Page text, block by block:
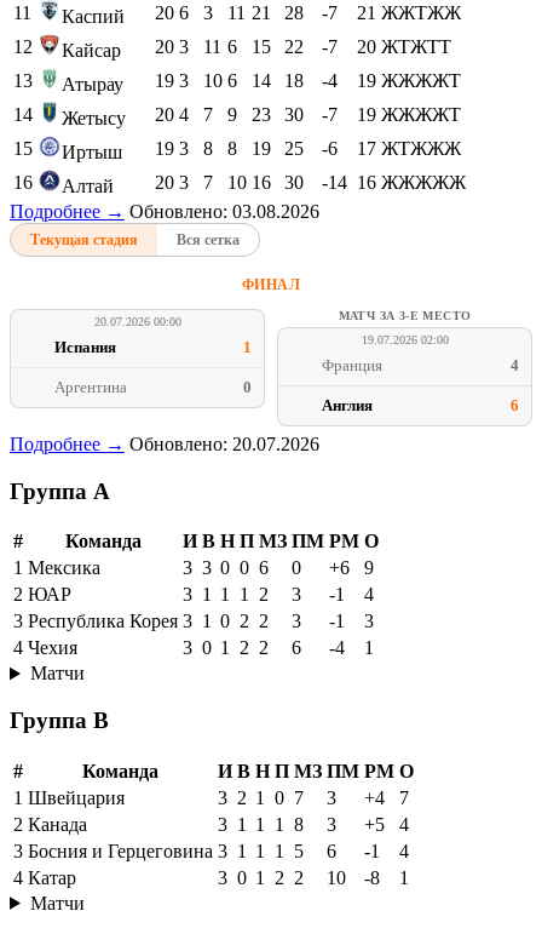
11 Каспий 20 6 3 11 21 28 -7 21 ЖЖТЖЖ
12
Кайсар 20 3 11 6 15 22 -7 20 ЖТЖТТ
13
Атырау 19 3 10 6 14 18 -4 19 ЖЖЖЖТ
14
Жетысу 20 4 7 9 23 30 -7 19 ЖЖЖЖТ
15
Иртыш 19 3 8 8 19 25 -6 17 ЖТЖЖЖ
16
Алтай 20 3 7 10 16 30 -14 16 ЖЖЖЖЖ
Подробнее → Обновлено: 03.08.2026
Текущая стадия Вся сетка
ФИНАЛ
20.07.2026 00:00
Испания 1
Аргентина 0
МАТЧ ЗА 3-Е МЕСТО
19.07.2026 02:00
Франция 4
Англия 6
Подробнее → Обновлено: 20.07.2026
Группа A
# Команда И В Н П МЗ ПМ РМ О
1 Мексика 3 3 0 0 6 0 +6
9
2 ЮАР 3 1 1 1 2 3 -1
4
3 Республика Корея 3 1 0 2 2 3 -1
3
4 Чехия 3 0 1 2 2 6 -4
1
Матчи
Группа B
# Команда И В Н П МЗ ПМ РМ О
1 Швейцария 3 2 1 0 7 3 +4
7
2 Канада 3 1 1 1 8 3 +5
4
3 Босния и Герцеговина 3 1 1 1 5 6 -1
4
4 Катар 3 0 1 2 2 10 -8
1
Матчи